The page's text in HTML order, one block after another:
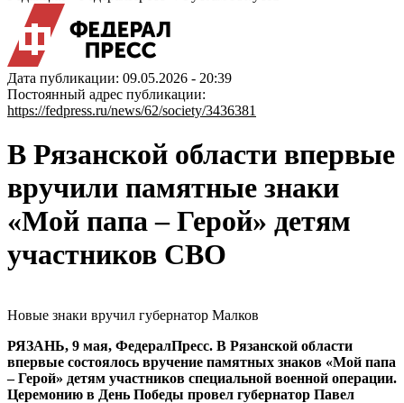
Дата публикации: 09.05.2026 - 20:39
Постоянный адрес публикации:
https://fedpress.ru/news/62/society/3436381
В Рязанской области впервые
вручили памятные знаки
«Мой папа – Герой» детям
участников СВО